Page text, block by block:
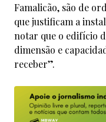
Famalicão, são de
que justificam a
notar que o edifício
dimensão e
receber”.